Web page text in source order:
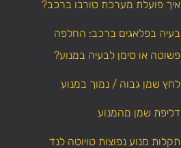
איך פועלת מערכת טורבו ברכב?
בעיה בפלאגים ברכב: החלפה
פשוטה או סימן לבעיה במנוע?
לחץ שמן גבוה / נמוך במנוע
דליפת שמן מהמנוע
תקלות מנוע נפוצות טויוטה לנד